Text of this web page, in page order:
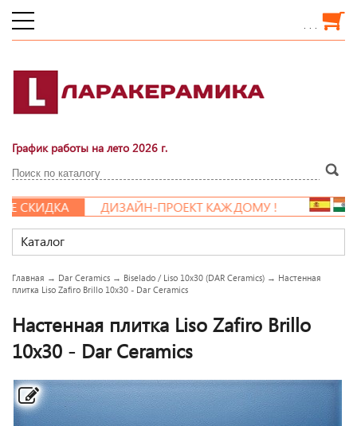
. . .
График работы на лето 2026 г.
СКИДКА
ДИЗАЙН-ПРОЕКТ КАЖДОМУ !
Каталог
Главная → Dar Ceramics → Biselado / Liso 10x30 (DAR Ceramics) → Настенная
плитка Liso Zafiro Brillo 10x30 - Dar Ceramics
Настенная плитка Liso Zafiro Brillo
10x30 - Dar Ceramics